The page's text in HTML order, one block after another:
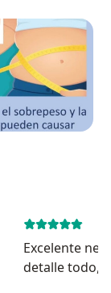
Excelente
detalle todo,